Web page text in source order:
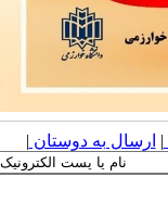
ارسال به دوستان|